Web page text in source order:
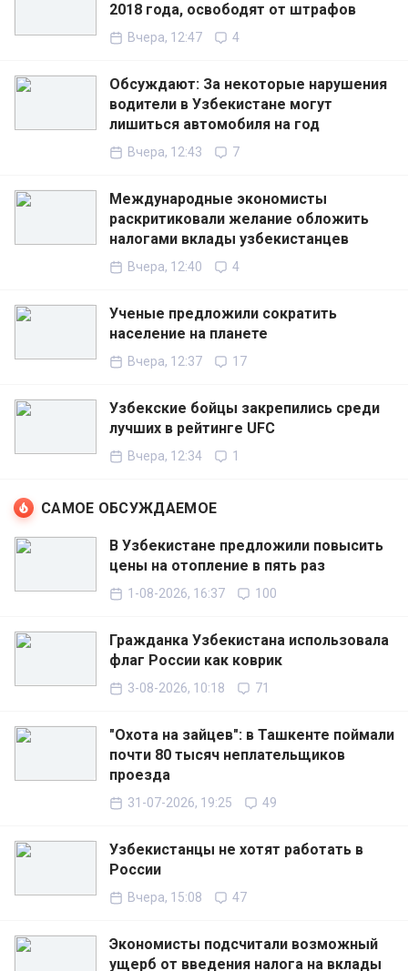
2018 года, освободят от штрафов
Вчера, 12:47 4
Обсуждают: За некоторые нарушения
водители в Узбекистане могут
лишиться автомобиля на год
Вчера, 12:43 7
Международные экономисты
раскритиковали желание обложить
налогами вклады узбекистанцев
Вчера, 12:40 4
Ученые предложили сократить
население на планете
Вчера, 12:37 17
Узбекские бойцы закрепились среди
лучших в рейтинге UFC
Вчера, 12:34 1
САМОЕ ОБСУЖДАЕМОЕ
В Узбекистане предложили повысить
цены на отопление в пять раз
1-08-2026, 16:37 100
Гражданка Узбекистана использовала
флаг России как коврик
3-08-2026, 10:18 71
"Охота на зайцев": в Ташкенте поймали
почти 80 тысяч неплательщиков
проезда
31-07-2026, 19:25 49
Узбекистанцы не хотят работать в
России
Вчера, 15:08 47
Экономисты подсчитали возможный
ущерб от введения налога на вклады